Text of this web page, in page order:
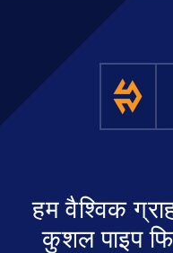
हम वैश्विक
कुशल पाइप